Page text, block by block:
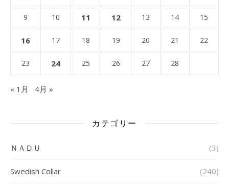
9 10 11 12 13 14 15
16 17 18 19 20 21 22
23 24 25 26 27 28
« 1月 4月 »
カテゴリー
ＮＡＤＵ (3)
Swedish Collar (240)